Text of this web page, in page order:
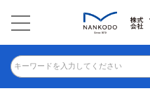
キーワードを入力してください